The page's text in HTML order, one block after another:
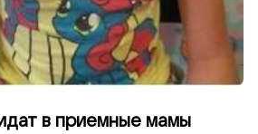
в приемные мамы